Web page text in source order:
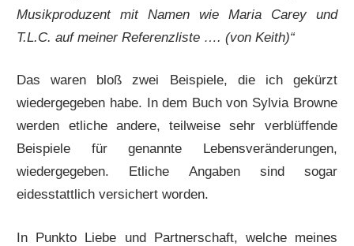
Musikproduzent mit Namen wie Maria Carey und
T.L.C. auf meiner Referenzliste …. (von Keith)“
Das waren bloß zwei Beispiele, die ich gekürzt
wiedergegeben habe. In dem Buch von Sylvia Browne
werden etliche andere, teilweise sehr verblüffende
Beispiele für genannte Lebensveränderungen,
wiedergegeben. Etliche Angaben sind sogar
eidesstattlich versichert worden.
In Punkto Liebe und Partnerschaft, welche meines